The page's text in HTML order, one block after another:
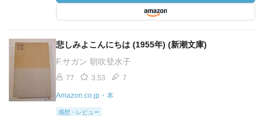
悲しみよこんにちは (1955年) (新潮文庫)
F.サガン 朝吹登水子
77 3.53 7
Amazon.co.jp・本
感想・レビュー